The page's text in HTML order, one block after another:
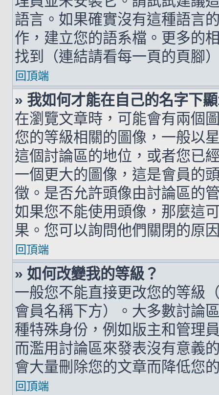
語言。如果確實沒有這種語言
作，建立您的語系檔。更多的
找到（連結請看每一頁的頁腳
回頂端
» 我如何才能在自己的名字下
在瀏覽文章時，可能會有兩個
您的等級相關的圖像，一般以
這個討論區的地位，或者您已
一個更大的圖像，這是會員的
徵。是否允許頭像由討論區的
如果您不能使用頭像，那麼這
果。您可以詢問他們關閉的原
回頂端
» 如何改變我的等級？
一般您不能直接更改您的等級
會員名稱下方）。大多數討論
種特殊身份，例如版主和管理
而濫用討論區來發表沒有意義
會大量刪除您的文章而降低您
回頂端